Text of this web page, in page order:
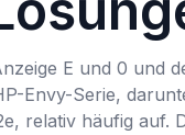
E und 0 und
Envy-Serie,
relativ häufig auf.